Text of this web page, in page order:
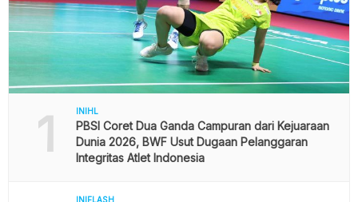
1 INIHL
PBSI Coret Dua Ganda Campuran dari Kejuaraan
Dunia 2026, BWF Usut Dugaan Pelanggaran
Integritas Atlet Indonesia
INIFLASH